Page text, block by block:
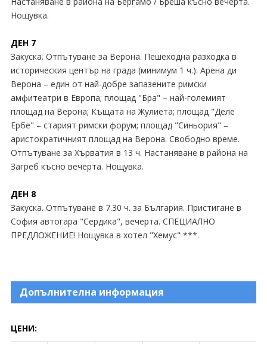
Нощувка.
ДЕН 7
Закуска. Отпътуване за Верона. Пешеходна разходка в
историческия център на града (минимум 1 ч.): Арена ди
Верона – един от най-добре запазените римски
амфитеатри в Европа; площад "Бра" – най-големият
площад на Верона; Къщата на Жулиета; площад "Деле
Ербе" – старият римски форум; площад "Синьория" –
аристократичният площад на Верона. Свободно време.
Отпътуване за Хърватия в 13 ч. Настаняване в района на
Загреб късно вечерта. Нощувка.
ДЕН 8
Закуска. Отпътуване в 7.30 ч. за България. Пристигане в
София автогара "Сердика", вечерта. СПЕЦИАЛНО
ПРЕДЛОЖЕНИЕ! Нощувка в хотел "Хемус" ***.
Допълнителна информация
ЦЕНИ: